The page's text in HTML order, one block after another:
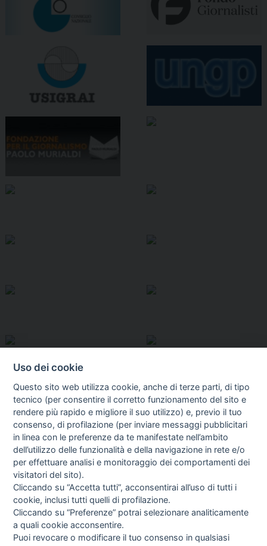
I libri Vedi tutti
Uso dei cookie
Questo sito web utilizza cookie, anche di terze parti, di tipo
tecnico (per consentire il corretto funzionamento del sito e
rendere più rapido e migliore il suo utilizzo) e, previo il tuo
consenso, di profilazione (per inviare messaggi pubblicitari
in linea con le preferenze da te manifestate nell’ambito
dell’utilizzo delle funzionalità e della navigazione in rete e/o
per effettuare analisi e monitoraggio dei comportamenti dei
visitatori del sito).
Cliccando su “Accetta tutti”, acconsentirai all’uso di tutti i
cookie, inclusi tutti quelli di profilazione.
Cliccando su “Preferenze” potrai selezionare analiticamente
a quali cookie acconsentire.
Puoi revocare o modificare il tuo consenso in qualsiasi